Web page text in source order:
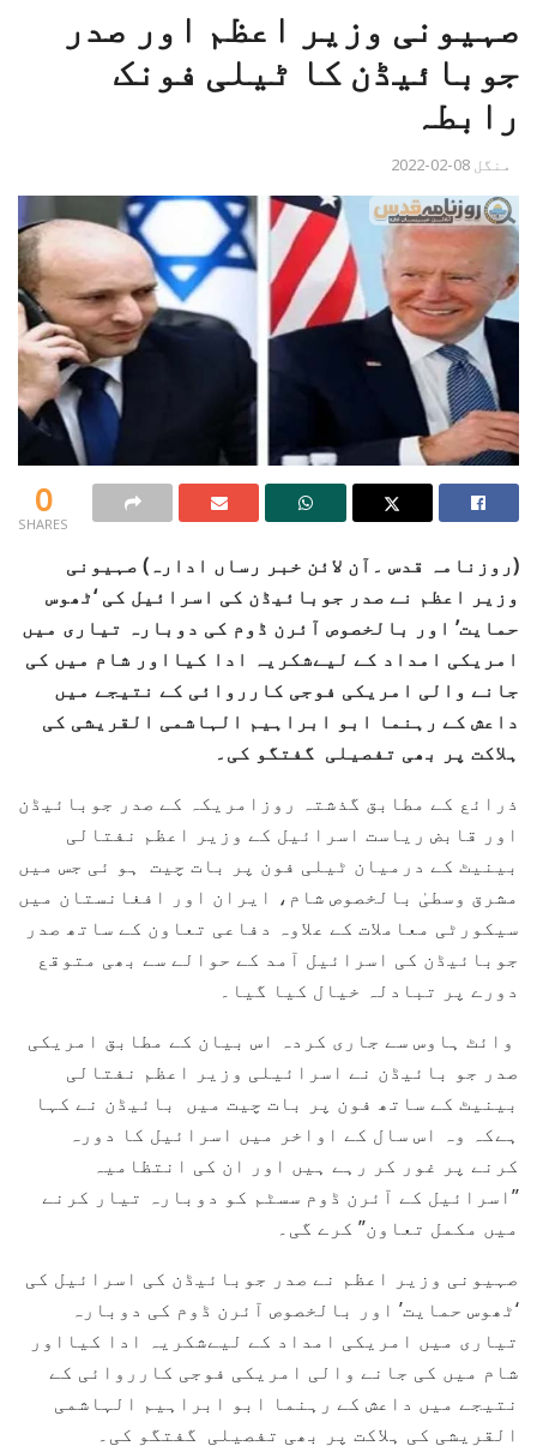
صہیونی وزیر اعظم اور صدر
جوبائیڈن کا ٹیلی فونک
رابطہ
منگل 08-02-2022
0
SHARES
(روزنامہ قدس ۔آن لائن خبر رساں ادارہ) صہیونی
وزیر اعظم نے صدر جوبائیڈن کی اسرائیل کی ‘ٹھوس
حمایت’ اور بالخصوص آئرن ڈوم کی دوبارہ تیاری میں
امریکی امداد کے لیےشکریہ ادا کیااور شام میں کی
جانے والی امریکی فوجی کارروائی کے نتیجے میں
داعش کے رہنما ابو ابراہیم الہاشمی القریشی کی
ہلاکت پر بھی تفصیلی گفتگو کی۔
ذرائع کے مطابق گذشتہ روزامریکہ کے صدر جوبائیڈن
اور قابض ریاست اسرائیل کے وزیر اعظم نفتالی
بینیٹ کے درمیان ٹیلی فون پر بات چیت ہو ئی جس میں
مشرق وسطیٰ بالخصوص شام، ایران اور افغانستان میں
سیکورٹی معاملات کے علاوہ دفاعی تعاون کے ساتھ صدر
جوبائیڈن کی اسرائیل آمد کے حوالے سے بھی متوقع
دورے پر تبادلہ خیال کیا گیا۔
وائٹ ہاوس سے جاری کردہ اس بیان کے مطابق امریکی
صدر جو بائیڈن نے اسرائیلی وزیر اعظم نفتالی
بینیٹ کے ساتھ فون پر بات چیت میں بائیڈن نے کہا
ہےکہ وہ اس سال کے اواخر میں اسرائیل کا دورہ
کرنے پر غور کر رہے ہیں اور ان کی انتظامیہ
”اسرائیل کے آئرن ڈوم سسٹم کو دوبارہ تیار کرنے
میں مکمل تعاون” کرے گی۔
صہیونی وزیر اعظم نے صدر جوبائیڈن کی اسرائیل کی
‘ٹھوس حمایت’ اور بالخصوص آئرن ڈوم کی دوبارہ
تیاری میں امریکی امداد کے لیےشکریہ ادا کیااور
شام میں کی جانے والی امریکی فوجی کارروائی کے
نتیجے میں داعش کے رہنما ابو ابراہیم الہاشمی
القریشی کی ہلاکت پر بھی تفصیلی گفتگو کی۔